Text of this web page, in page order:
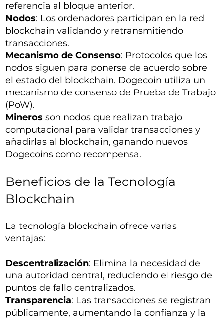
referencia al bloque anterior.
Nodos: Los ordenadores participan en la red
blockchain validando y retransmitiendo
transacciones.
Mecanismo de Consenso: Protocolos que los
nodos siguen para ponerse de acuerdo sobre
el estado del blockchain. Dogecoin utiliza un
mecanismo de consenso de Prueba de Trabajo
(PoW).
Mineros son nodos que realizan trabajo
computacional para validar transacciones y
añadirlas al blockchain, ganando nuevos
Dogecoins como recompensa.
Beneficios de la Tecnología
Blockchain
La tecnología blockchain ofrece varias
ventajas:
Descentralización: Elimina la necesidad de
una autoridad central, reduciendo el riesgo de
puntos de fallo centralizados.
Transparencia: Las transacciones se registran
públicamente, aumentando la confianza y la